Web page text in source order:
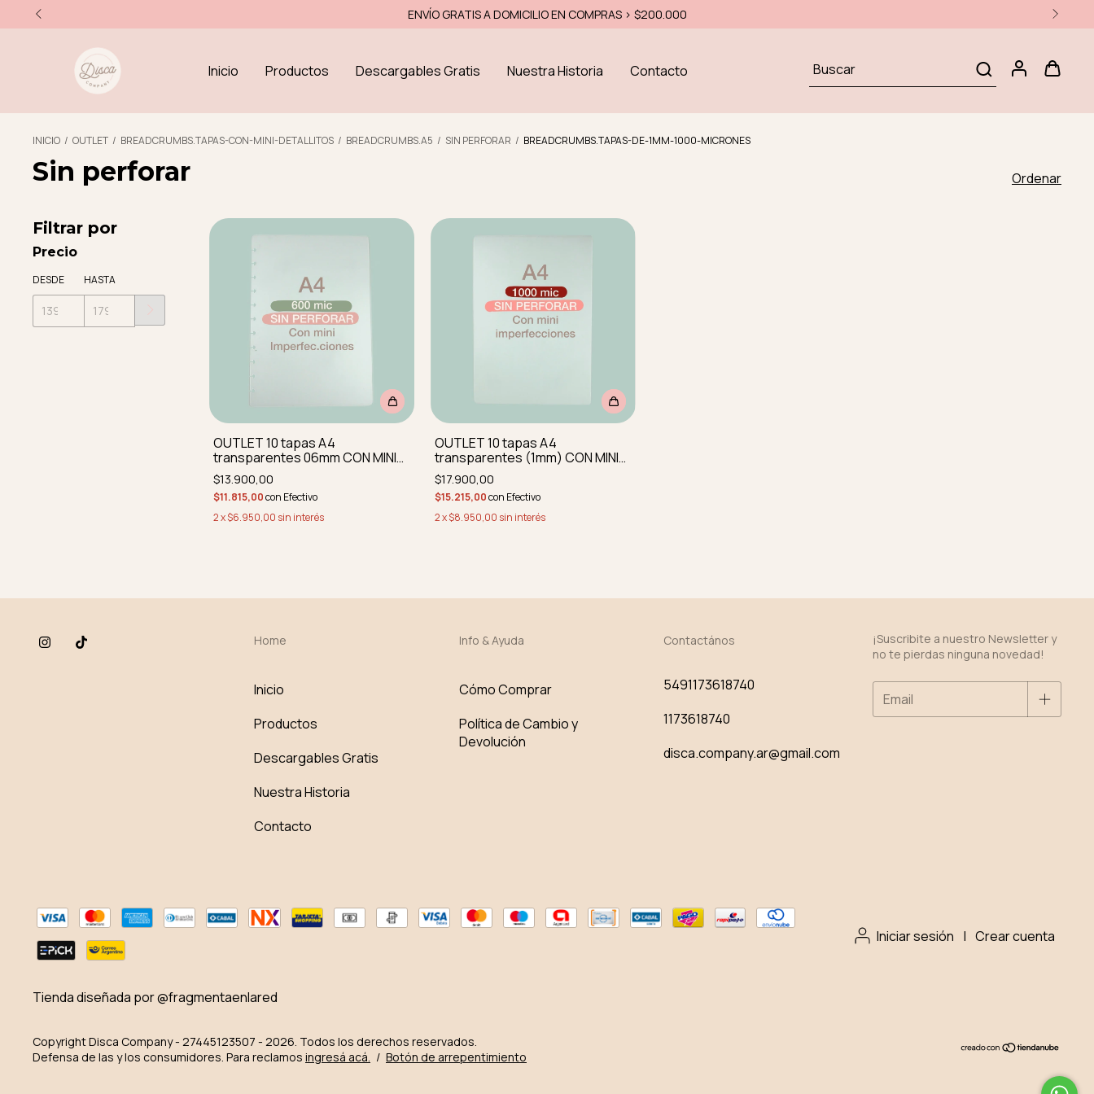
ENVÍO GRATIS A DOMICILIO EN COMPRAS > $200.000
Inicio Productos Descargables Gratis Nuestra Historia Contacto
INICIO / OUTLET / BREADCRUMBS.TAPAS-CON-MINI-DETALLITOS / BREADCRUMBS.A5 / SIN PERFORAR / BREADCRUMBS.TAPAS-DE-1MM-1000-MICRONES
Sin perforar Ordenar
Filtrar por
Precio
DESDE HASTA
OUTLET 10 tapas A4
transparentes 06mm CON MINI
IMPERFECCIONES REDOND SIN
PERF
$13.900,00
$11.815,00con Efectivo
2x$6.950,00 sin interés
OUTLET 10 tapas A4
transparentes (1mm) CON MINI
IMPERFECCIONES SIN PERFORAR
$17.900,00
$15.215,00con Efectivo
2x$8.950,00 sin interés
Home
Inicio
Productos
Descargables Gratis
Nuestra Historia
Contacto
Info & Ayuda
Cómo Comprar
Política de Cambio y
Devolución
Contactános
5491173618740
1173618740
disca.company.ar@gmail.com
¡Suscribite a nuestro Newsletter y
no te pierdas ninguna novedad!
Iniciar sesión | Crear cuenta
Tienda diseñada por @fragmentaenlared
Copyright Disca Company - 27445123507 - 2026. Todos los derechos reservados.
Defensa de las y los consumidores. Para reclamos ingresá acá. / Botón de arrepentimiento